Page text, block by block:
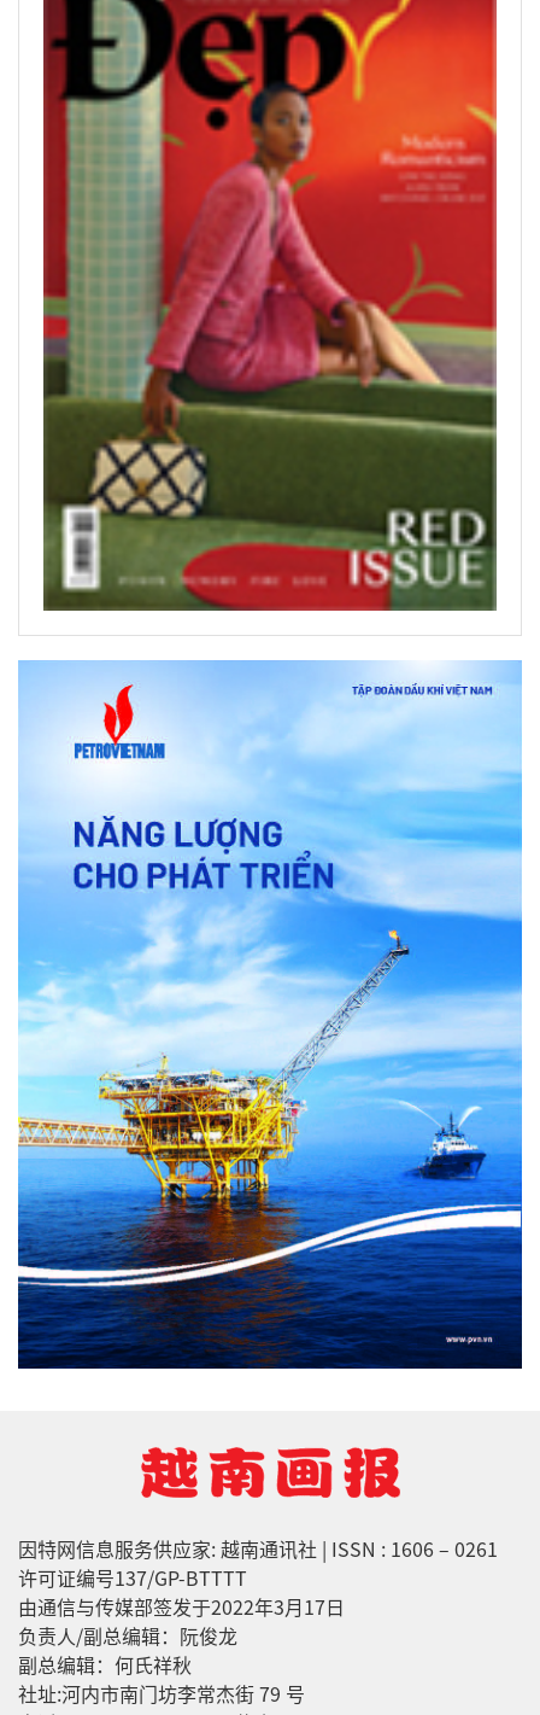
因特网信息服务供应家: 越南通讯社 | ISSN : 1606 – 0261
许可证编号137/GP-BTTTT
由通信与传媒部签发于2022年3月17日
负责人/副总编辑：阮俊龙
副总编辑：何氏祥秋
社址:河内市南门坊李常杰街 79 号